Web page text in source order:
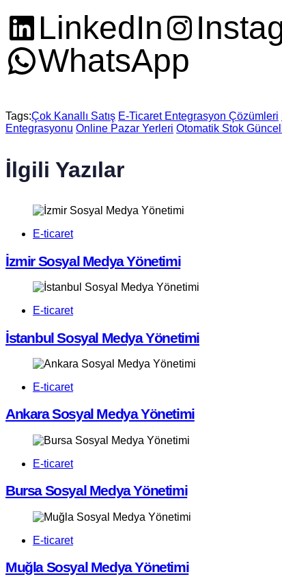
LinkedIn
WhatsApp
Tags:Çok Kanallı Satış E-Ticaret Entegrasyon Çözümleri
Entegrasyonu Online Pazar Yerleri Otomatik Stok
İlgili Yazılar
E-ticaret
İzmir Sosyal Medya Yönetimi
E-ticaret
İstanbul Sosyal Medya Yönetimi
E-ticaret
Ankara Sosyal Medya Yönetimi
E-ticaret
Bursa Sosyal Medya Yönetimi
E-ticaret
Muğla Sosyal Medya Yönetimi